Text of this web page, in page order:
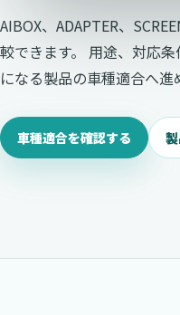
AIBOX、ADAPTER、
較できます。 用途、対応
になる製品の車種適合へ進
車種適合を確認する